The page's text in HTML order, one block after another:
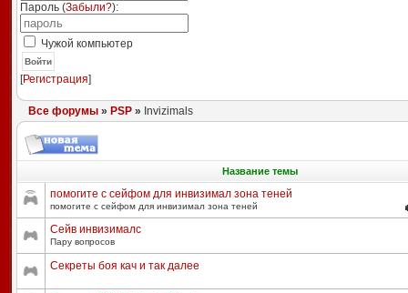
Пароль (Забыли?):
Чужой компьютер
Войти
[Регистрация]
Все форумы» PSP» Invizimals
Название темы
помогите с сейфом для инвизимал зона теней
помогите с сейфом для инвизимал зона теней
Сейв инвизималс
Пару вопросов
Секреты боя кач и так далее